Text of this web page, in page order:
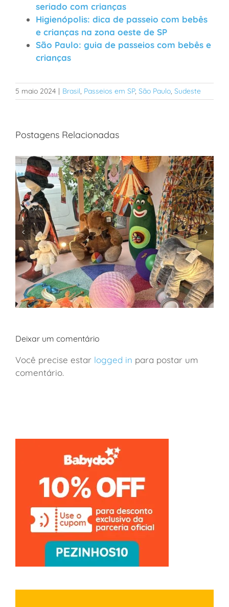
seriado com crianças
Higienópolis: dica de passeio com bebês
e crianças na zona oeste de SP
São Paulo: guia de passeios com bebês e
crianças
5 maio 2024 | Brasil, Passeios em SP, São Paulo, Sudeste
Postagens Relacionadas
Deixar um comentário
Você precise estar logged in para postar um
comentário.